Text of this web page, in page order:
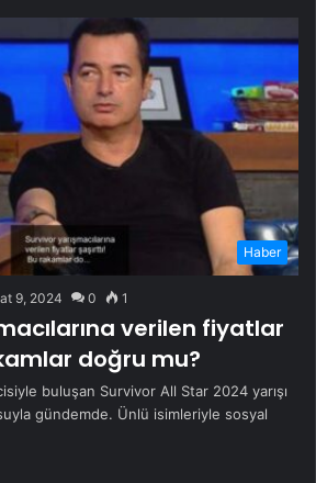
Haber
9, 2024 0 1
verilen fiyatlar
doğru mu?
buluşan Survivor All Star 2024 yarışı
gündemde. Ünlü isimleriyle sosyal